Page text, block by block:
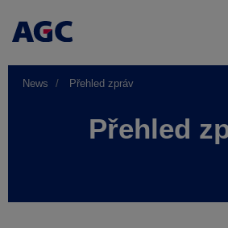
News Přehled zpráv
Přehled